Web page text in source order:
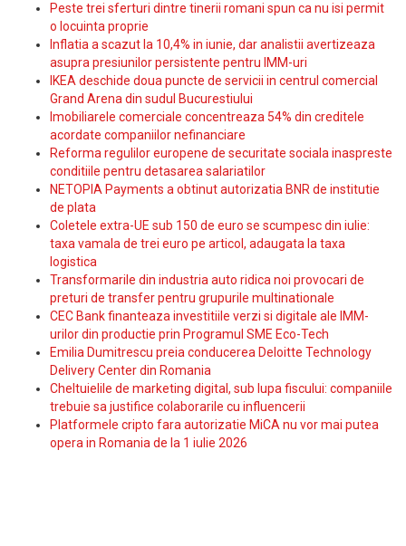
Peste trei sferturi dintre tinerii romani spun ca nu isi permit
o locuinta proprie
Inflatia a scazut la 10,4% in iunie, dar analistii avertizeaza
asupra presiunilor persistente pentru IMM-uri
IKEA deschide doua puncte de servicii in centrul comercial
Grand Arena din sudul Bucurestiului
Imobiliarele comerciale concentreaza 54% din creditele
acordate companiilor nefinanciare
Reforma regulilor europene de securitate sociala inaspreste
conditiile pentru detasarea salariatilor
NETOPIA Payments a obtinut autorizatia BNR de institutie
de plata
Coletele extra-UE sub 150 de euro se scumpesc din iulie:
taxa vamala de trei euro pe articol, adaugata la taxa
logistica
Transformarile din industria auto ridica noi provocari de
preturi de transfer pentru grupurile multinationale
CEC Bank finanteaza investitiile verzi si digitale ale IMM-
urilor din productie prin Programul SME Eco-Tech
Emilia Dumitrescu preia conducerea Deloitte Technology
Delivery Center din Romania
Cheltuielile de marketing digital, sub lupa fiscului: companiile
trebuie sa justifice colaborarile cu influencerii
Platformele cripto fara autorizatie MiCA nu vor mai putea
opera in Romania de la 1 iulie 2026